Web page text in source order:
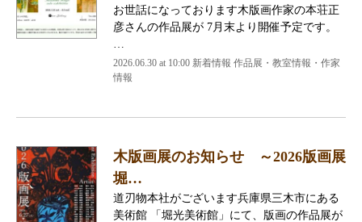
お世話になっております木版画作家の本荘正
彦さんの作品展が 7月末より開催予定です。
2026.06.30 at 10:00 新着情報 作品展・教室情報・作家
情報
木版画展のお知らせ ～2026版画展
堀…
道刃物本社がございます兵庫県三木市にある
美術館 「堀光美術館」にて、版画の作品展が